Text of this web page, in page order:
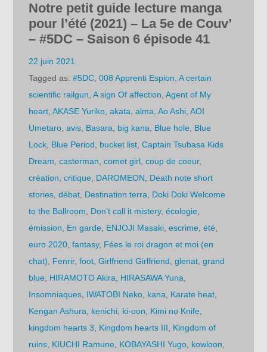
Notre petit guide lecture manga
pour l’été (2021) – La 5e de Couv’
– #5DC – Saison 6 épisode 41
22 juin 2021
Tagged as:#5DC ,008 Apprenti Espion ,A certain
scientific railgun ,A sign Of affection ,Agent of My
heart ,AKASE Yuriko ,akata ,alma ,Ao Ashi ,AOI
Umetaro ,avis Basara big kana Blue hole Blue
Lock Blue Period bucket list ,Captain Tsubasa Kids
Dream ,casterman ,comet girl ,coup de coeur,
création ,critique DAROMEON
Death note short
stories ,débat Destination terra
Doki Doki Welcome
to the Ballroom
Don’t call it mistery,écologie
émission
En garde ENJOJI Masaki ,escrime ,été
euro 2020 ,fantasy, Fées le roi dragon et moi (en
chat)
Fenrir,foot ,Girlfriend Girlfriend ,glenat ,grand
blue HIRAMOTO Akira HIRASAWA Yuna
Insomniaques IWATOBI Neko kana Karate heat
Kengan Ashura
kenichi ki-oon Kimi no Knife
kingdom hearts 3
Kingdom hearts III
Kingdom of
ruins KIUCHI Ramune KOBAYASHI Yugo kowloon